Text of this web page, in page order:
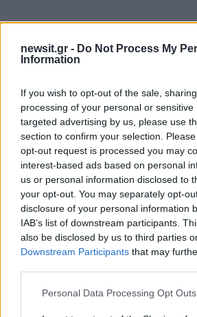
newsit.gr - Do Not Process My
Information
If you wish to opt-out of the sale,
processing of your personal or
targeted advertising by us, please use
section to confirm your selection.
opt-out request is processed you may
interest-based ads based on personal
us or personal information disclosed to
your opt-out. You may separately opt-
disclosure of your personal information
IAB’s list of downstream participants.
also be disclosed by us to third parties
Downstream Participants that may
Please note that this website/app uses
Personal Data Processing Opt Outs
συνέχεται με ιδέες, αρχές και
οποίες δε θα αποστώ όσο ζω και
ευρύτερη του κόμματος το
συνέχεται με μηχανισμούς,
ίντριγκες που αποβάλλουν
διαπνέεται από πολιτική υγεία.
Επισημαίνω τέλος πως το
αυτοσκοπός αλλά όχημα
Πατρίδας και των πολιτών της
όσους δεν εξαρτούν την
υπόστασή τους από αυτό αλλά
έχουν σκελετούς στη
Ευχαριστώ εκ βάθους καρδίας